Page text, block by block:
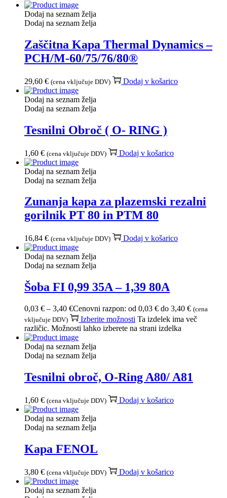
Dodaj na seznam želja
Dodaj na seznam želja
Zaščitna Kapa Thermal Dynamics –
PCH/M-60/75/76/80®
29,60 € (cena vključuje DDV) Dodaj v košarico
Dodaj na seznam želja
Dodaj na seznam želja
Tesnilni Obroč ( O- RING )
1,60 € (cena vključuje DDV) Dodaj v košarico
Dodaj na seznam želja
Dodaj na seznam želja
Zunanja kapa za plazemski rezalni
gorilnik PT 80 in PTM 80
16,84 € (cena vključuje DDV) Dodaj v košarico
Dodaj na seznam želja
Dodaj na seznam želja
Šoba FI 0,99 35A – 1,39 80A
0,03 € – 3,40 €Cenovni razpon: od 0,03 € do 3,40 € (cena
vključuje DDV)
Izberite možnosti Ta izdelek ima več
različic. Možnosti lahko izberete na strani izdelka
Dodaj na seznam želja
Dodaj na seznam želja
Tesnilni obroč, O-Ring A80/ A81
1,60 € (cena vključuje DDV) Dodaj v košarico
Dodaj na seznam želja
Dodaj na seznam želja
Kapa FENOL
3,80 € (cena vključuje DDV) Dodaj v košarico
Dodaj na seznam želja